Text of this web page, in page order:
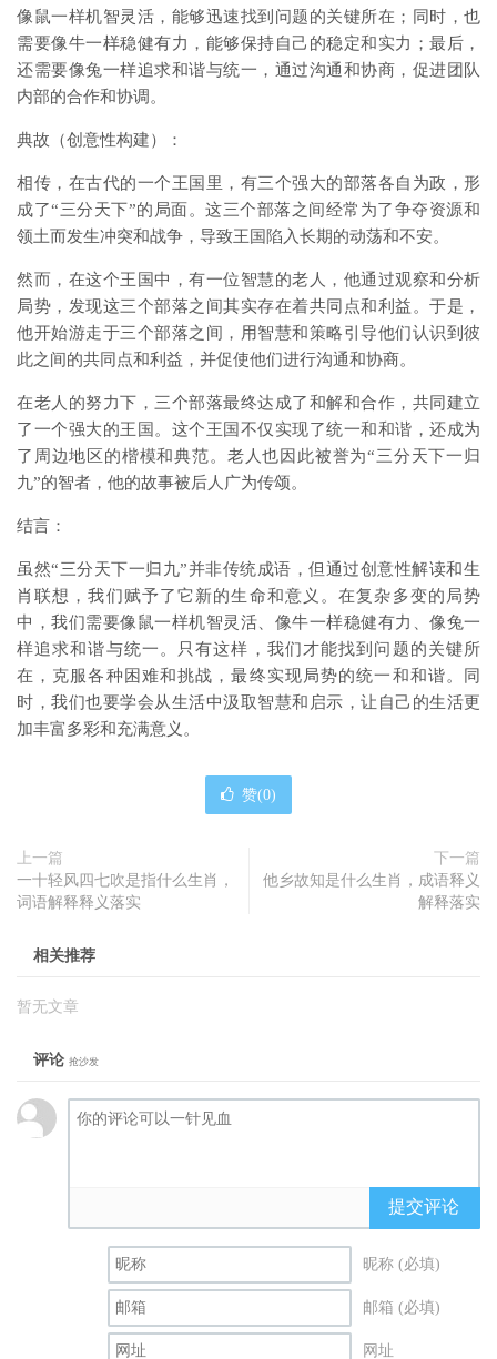
像鼠一样机智灵活，能够迅速找到问题的关键所在；同时，也
需要像牛一样稳健有力，能够保持自己的稳定和实力；最后，
还需要像兔一样追求和谐与统一，通过沟通和协商，促进团队
内部的合作和协调。
典故（创意性构建）：
相传，在古代的一个王国里，有三个强大的部落各自为政，形
成了“三分天下”的局面。这三个部落之间经常为了争夺资源和
领土而发生冲突和战争，导致王国陷入长期的动荡和不安。
然而，在这个王国中，有一位智慧的老人，他通过观察和分析
局势，发现这三个部落之间其实存在着共同点和利益。于是，
他开始游走于三个部落之间，用智慧和策略引导他们认识到彼
此之间的共同点和利益，并促使他们进行沟通和协商。
在老人的努力下，三个部落最终达成了和解和合作，共同建立
了一个强大的王国。这个王国不仅实现了统一和和谐，还成为
了周边地区的楷模和典范。老人也因此被誉为“三分天下一归
九”的智者，他的故事被后人广为传颂。
结言：
虽然“三分天下一归九”并非传统成语，但通过创意性解读和生
肖联想，我们赋予了它新的生命和意义。在复杂多变的局势
中，我们需要像鼠一样机智灵活、像牛一样稳健有力、像兔一
样追求和谐与统一。只有这样，我们才能找到问题的关键所
在，克服各种困难和挑战，最终实现局势的统一和和谐。同
时，我们也要学会从生活中汲取智慧和启示，让自己的生活更
加丰富多彩和充满意义。
赞(0)
上一篇
一十轻风四七吹是指什么生肖，
词语解释释义落实
下一篇
他乡故知是什么生肖，成语释义
解释落实
相关推荐
暂无文章
评论 抢沙发
提交评论
昵称 (必填)
邮箱 (必填)
网址